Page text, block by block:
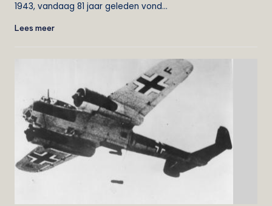
1943, vandaag 81 jaar geleden vond…
Lees meer